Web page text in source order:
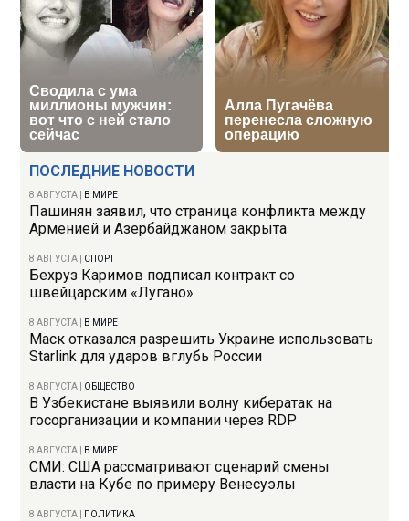
ПОСЛЕДНИЕ НОВОСТИ
8 АВГУСТА В МИРЕ
Пашинян заявил, что страница конфликта между
Арменией и Азербайджаном закрыта
8 АВГУСТА СПОРТ
Бехруз Каримов подписал контракт со
швейцарским «Лугано»
8 АВГУСТА В МИРЕ
Маск отказался разрешить Украине использовать
Starlink для ударов вглубь России
8 АВГУСТА ОБЩЕСТВО
В Узбекистане выявили волну кибератак на
госорганизации и компании через RDP
8 АВГУСТА В МИРЕ
СМИ: США рассматривают сценарий смены
власти на Кубе по примеру Венесуэлы
8 АВГУСТА ПОЛИТИКА